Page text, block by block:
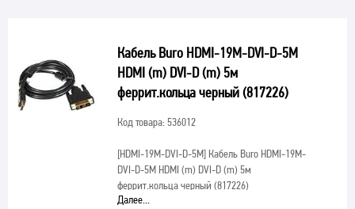
Кабель Buro HDMI-19M-DVI-D-5M
HDMI (m) DVI-D (m) 5м
феррит.кольца черный (817226)
Код товара: 536012
[HDMI-19M-DVI-D-5M] Кабель Buro HDMI-19M-
DVI-D-5M HDMI (m) DVI-D (m) 5м
феррит.кольца черный (817226)
Далее...